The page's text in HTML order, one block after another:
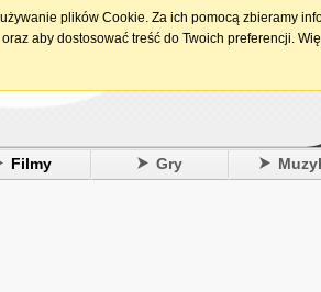
Filmy Gry
plików Cookie. Za ich pomocą zbieramy
aby dostosować treść do Twoich preferencji.